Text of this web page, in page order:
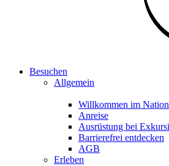
Besuchen
Allgemein
Willkommen im
Anreise
Ausrüstung bei
Barrierefrei entdecken
AGB
Erleben